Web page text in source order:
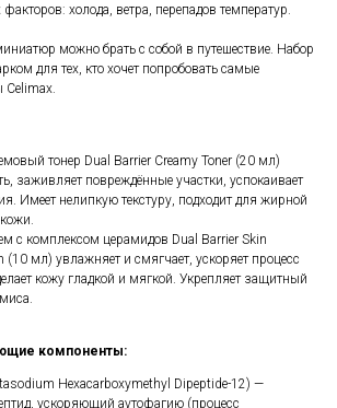
холода, ветра, перепадов температур.
можно брать с собой в путешествие. Набор
для тех, кто хочет попробовать самые
Celimax.
тонер Dual Barrier Creamy Toner (20 мл)
заживляет повреждённые участки, успокаивает
Имеет нелипкую текстуру, подходит для жирной
с комплексом церамидов Dual Barrier Skin
(10 мл) увлажняет и смягчает, ускоряет процесс
кожу гладкой и мягкой. Укрепляет защитный
компоненты:
Hexacarboxymethyl Dipeptide-12) —
ускоряющий аутофагию (процесс